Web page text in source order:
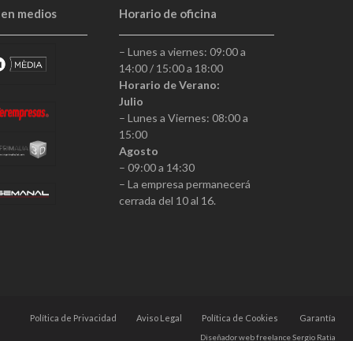
medios Horario de oficina
– Lunes a viernes: 09:00 a
14:00 / 15:00 a 18:00
Horario de Verano:
Julio
– Lunes a Viernes: 08:00 a
15:00
Agosto
– 09:00 a 14:30
– La empresa permanecerá
cerrada del 10 al 16.
Política de Privacidad Aviso Legal Política de Cookies Garantía
Diseñador web freelanceSergio Ratia